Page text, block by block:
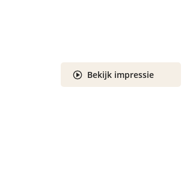
persoonlijke
Bekijk impressie